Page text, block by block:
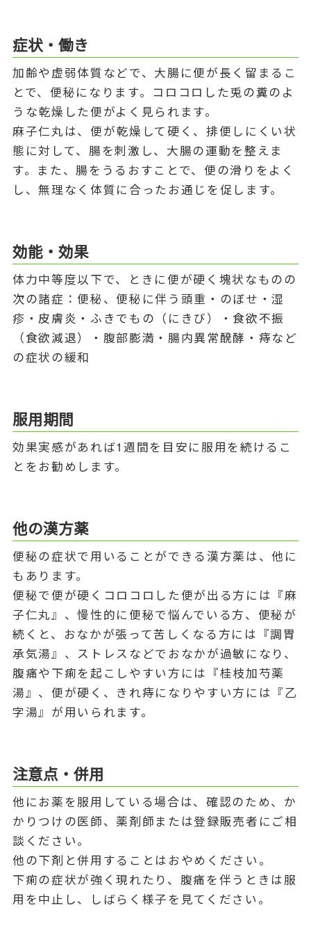
症状・働き
加齢や虚弱体質などで、大腸に便が長く留まるこ
とで、便秘になります。コロコロした兎の糞のよ
うな乾燥した便がよく見られます。
麻子仁丸は、便が乾燥して硬く、排便しにくい状
態に対して、腸を刺激し、大腸の運動を整えま
す。また、腸をうるおすことで、便の滑りをよく
し、無理なく体質に合ったお通じを促します。
効能・効果
体力中等度以下で、ときに便が硬く塊状なものの
次の諸症：便秘、便秘に伴う頭重・のぼせ・湿
疹・皮膚炎・ふきでもの（にきび）・食欲不振
（食欲減退）・腹部膨満・腸内異常醗酵・痔など
の症状の緩和
服用期間
効果実感があれば1週間を目安に服用を続けるこ
とをお勧めします。
他の漢方薬
便秘の症状で用いることができる漢方薬は、他に
もあります。
便秘で便が硬くコロコロした便が出る方には『麻
子仁丸』、慢性的に便秘で悩んでいる方、便秘が
続くと、おなかが張って苦しくなる方には『調胃
承気湯』、ストレスなどでおなかが過敏になり、
腹痛や下痢を起こしやすい方には『桂枝加芍薬
湯』、便が硬く、きれ痔になりやすい方には『乙
字湯』が用いられます。
注意点・併用
他にお薬を服用している場合は、確認のため、か
かりつけの医師、薬剤師または登録販売者にご相
談ください。
他の下剤と併用することはおやめください。
下痢の症状が強く現れたり、腹痛を伴うときは服
用を中止し、しばらく様子を見てください。